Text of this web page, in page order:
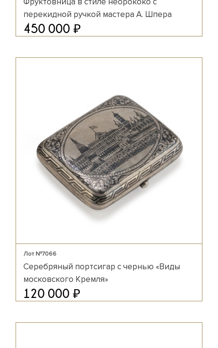
перекидной ручкой мастера А. Шпера
450 000 ₽
Лот №7066
Серебряный портсигар с чернью «Виды
московского Кремля»
120 000 ₽